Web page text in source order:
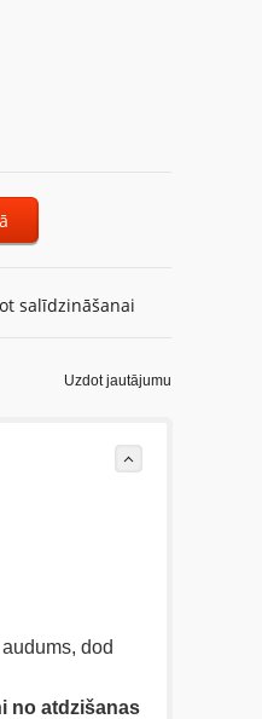
salīdzināšanai
Uzdot jautājumu
dod
no atdzišanas